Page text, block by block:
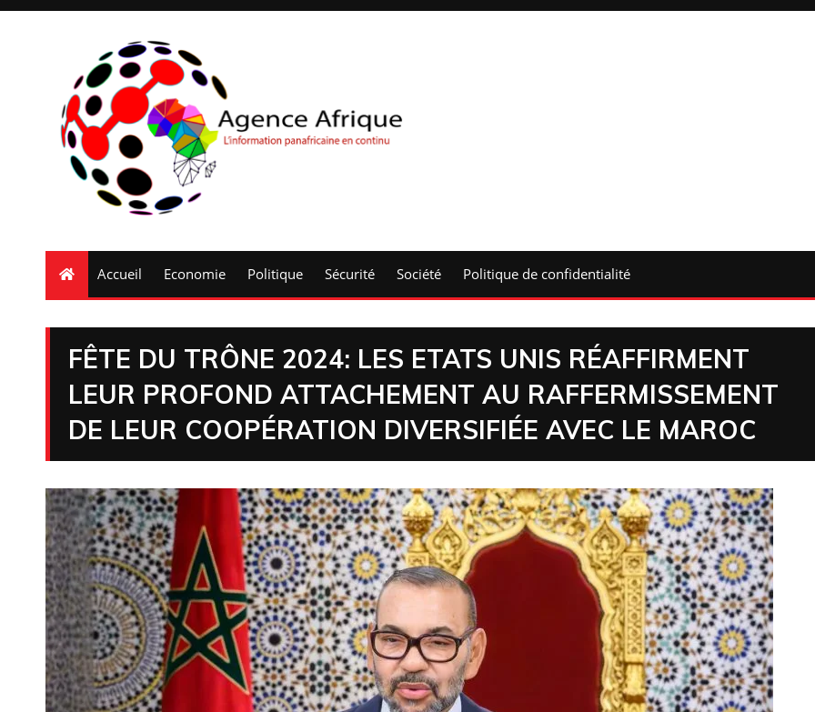
Accueil Economie Politique Sécurité Société Politique de confidentialité
FÊTE DU TRÔNE 2024: LES ETATS UNIS RÉAFFIRMENT
LEUR PROFOND ATTACHEMENT AU RAFFERMISSEMENT
DE LEUR COOPÉRATION DIVERSIFIÉE AVEC LE MAROC